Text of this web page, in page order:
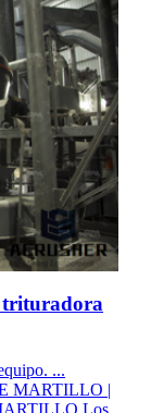
trituradora
...
MARTILLO |
Los